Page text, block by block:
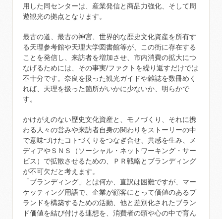
用した同センターは、産業発信と商品力強化、そして周
遊観光の拠点となります。
最古の道、最古の神宮、世界的な歴史文化資産を所有す
る天理参考館や天理大学図書館等が、この街に存在する
ことを発信し、来訪者を増加させ、市内消費の拡大につ
なげるためには、その事実/ファクトを繰り返すだけでは
不十分です。奈良を扱った観光ガイドや雑誌を数冊めく
れば、天理を扱った箇所がいかに少ないか、明らかで
す。
かけがえのない歴史文化資産と、モノづくり、それに携
わる人々の営みや来訪者自身の関わりをストーリーの中
で意味づけたコトづくりをつなぎ合せ、共感を生み、メ
ディアやＳＮＳ（ソーシャル・ネットワーキング・サー
ビス）で拡散させるための、ＰＲ戦略とブランディング
が不可欠だと考えます。
「ブランディング」とは何か、直訳は困難ですが、マー
ケッティング用語で、企業が顧客にとって価値のあるブ
ランドを構築するための活動、他と差別化されたブラン
ド価値を結び付ける連想を、消費者の頭や心の中で育ん